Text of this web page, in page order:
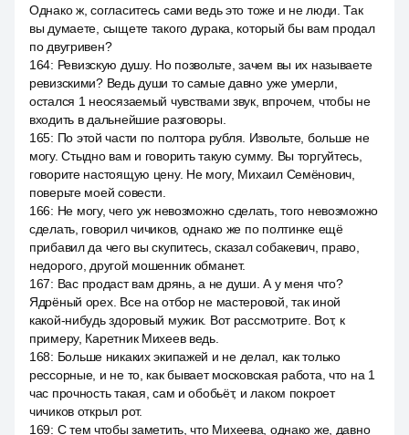
Однако ж, согласитесь сами ведь это тоже и не люди. Так
вы думаете, сыщете такого дурака, который бы вам продал
по двугривен?
164: Ревизскую душу. Но позвольте, зачем вы их называете
ревизскими? Ведь души то самые давно уже умерли,
остался 1 неосязаемый чувствами звук, впрочем, чтобы не
входить в дальнейшие разговоры.
165: По этой части по полтора рубля. Извольте, больше не
могу. Стыдно вам и говорить такую сумму. Вы торгуйтесь,
говорите настоящую цену. Не могу, Михаил Семёнович,
поверьте моей совести.
166: Не могу, чего уж невозможно сделать, того невозможно
сделать, говорил чичиков, однако же по полтинке ещё
прибавил да чего вы скупитесь, сказал собакевич, право,
недорого, другой мошенник обманет.
167: Вас продаст вам дрянь, а не души. А у меня что?
Ядрёный орех. Все на отбор не мастеровой, так иной
какой-нибудь здоровый мужик. Вот рассмотрите. Вот, к
примеру, Каретник Михеев ведь.
168: Больше никаких экипажей и не делал, как только
рессорные, и не то, как бывает московская работа, что на 1
час прочность такая, сам и обобьёт, и лаком покроет
чичиков открыл рот.
169: С тем чтобы заметить, что Михеева, однако же, давно